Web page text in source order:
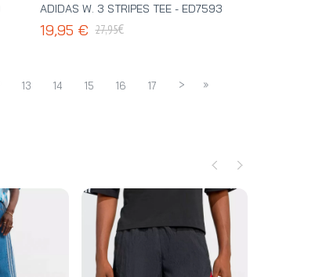
ADIDAS W. 3 STRIPES TEE - ED7593
19,95 € 27,95€
13 14 15 16 17 > »